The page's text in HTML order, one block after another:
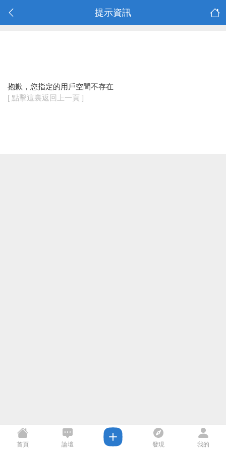
提示資訊
抱歉，您指定的用戶空間不存在
[ 點擊這裏返回上一頁 ]
首頁 論壇 發現 我的